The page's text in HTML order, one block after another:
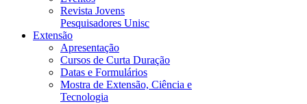
Revista Jovens
Pesquisadores Unisc
Extensão
Apresentação
Cursos de Curta Duração
Datas e Formulários
Mostra de Extensão, Ciência e
Tecnologia